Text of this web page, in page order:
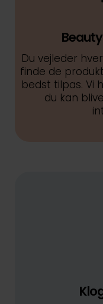
Du vejleder
finde de
bedst tilpas. Vi
du kan